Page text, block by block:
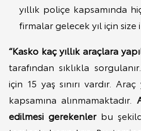
yıllık poliçe kapsamında
firmalar gelecek yıl için
“Kasko kaç yıllık araçlara
tarafından sıklıkla
için 15 yaş sınırı vardır.
kapsamına alınmamaktadır.
edilmesi gerekenler bu